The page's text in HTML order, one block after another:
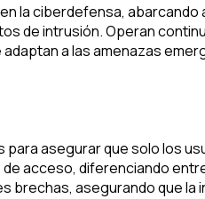
la ciberdefensa,
de intrusión. Operan
a las amenazas
asegurar que solo los
acceso, diferenciando
asegurando que